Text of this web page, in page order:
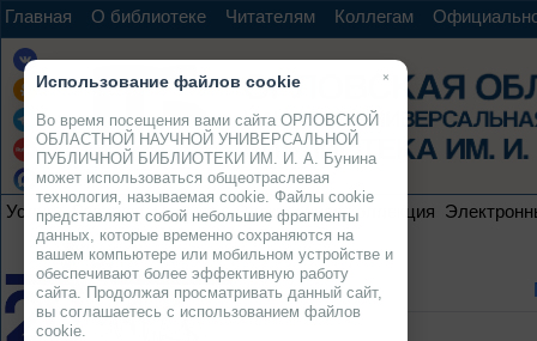
Главная О библиотеке Читателям Коллегам
Услуги Ресурсы Проекты Электронная коллекция
×
Использование файлов cookie
Во время посещения вами сайта ОРЛОВСКОЙ
ОБЛАСТНОЙ НАУЧНОЙ УНИВЕРСАЛЬНОЙ
ПУБЛИЧНОЙ БИБЛИОТЕКИ ИМ. И. А. Бунина
может использоваться общеотраслевая
технология, называемая cookie. Файлы cookie
представляют собой небольшие фрагменты
данных, которые временно сохраняются на
вашем компьютере или мобильном устройстве и
обеспечивают более эффективную работу
сайта. Продолжая просматривать данный сайт,
вы соглашаетесь с использованием файлов
cookie.